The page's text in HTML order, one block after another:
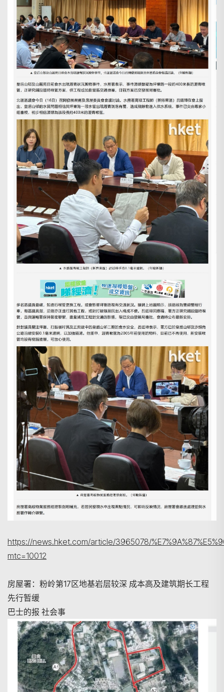
https://news.hket.com/article/3965078/
mtc=10012
房屋署：粉岭第17区地基岩层较深 成本高及建筑期长工程
先行暂缓
巴士的报 社会事